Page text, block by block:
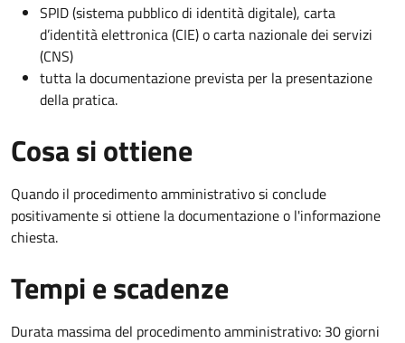
SPID (sistema pubblico di identità digitale), carta
d’identità elettronica (CIE) o carta nazionale dei servizi
(CNS)
tutta la documentazione prevista per la presentazione
della pratica.
Cosa si ottiene
Quando il procedimento amministrativo si conclude
positivamente si ottiene la documentazione o l'informazione
chiesta.
Tempi e scadenze
Durata massima del procedimento amministrativo: 30 giorni